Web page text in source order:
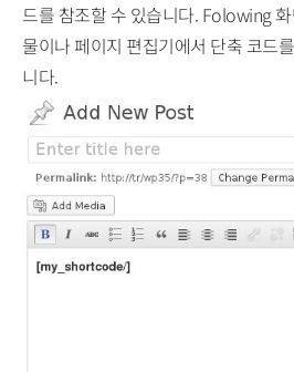
드를 참조할 수 있습니다. Folowing
물이나 페이지 편집기에서 단축 코드
니다.